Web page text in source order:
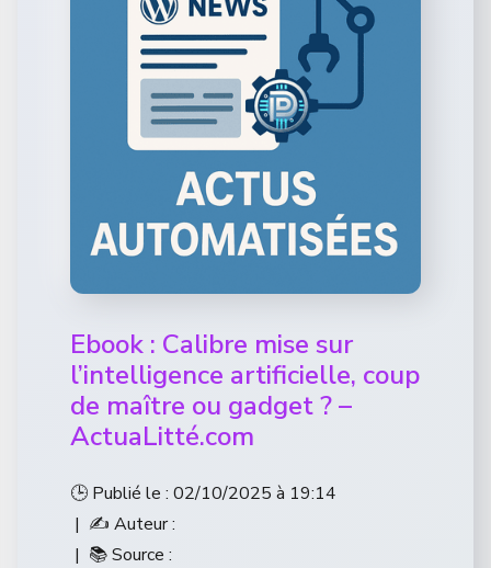
Ebook : Calibre mise sur
l’intelligence artificielle, coup
de maître ou gadget ? –
ActuaLitté.com
🕒 Publié le : 02/10/2025 à 19:14
| ✍️ Auteur :
| 📚 Source :